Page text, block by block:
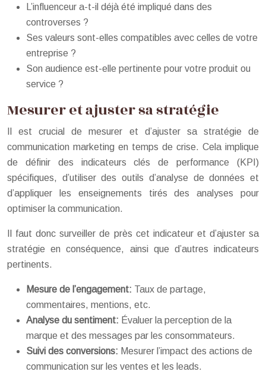
L’influenceur a-t-il déjà été impliqué dans des
controverses ?
Ses valeurs sont-elles compatibles avec celles de votre
entreprise ?
Son audience est-elle pertinente pour votre produit ou
service ?
Mesurer et ajuster sa stratégie
Il est crucial de mesurer et d’ajuster sa stratégie de
communication marketing en temps de crise. Cela implique
de définir des indicateurs clés de performance (KPI)
spécifiques, d’utiliser des outils d’analyse de données et
d’appliquer les enseignements tirés des analyses pour
optimiser la communication.
Il faut donc surveiller de près cet indicateur et d’ajuster sa
stratégie en conséquence, ainsi que d’autres indicateurs
pertinents.
Mesure de l’engagement: Taux de partage,
commentaires, mentions, etc.
Analyse du sentiment: Évaluer la perception de la
marque et des messages par les consommateurs.
Suivi des conversions: Mesurer l’impact des actions de
communication sur les ventes et les leads.